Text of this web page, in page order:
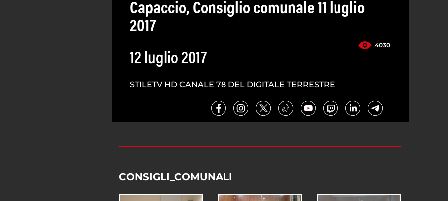
Capaccio, Consiglio comunale 11 luglio
2017
4030
12 luglio 2017
STILETV HD CANALE 78 DEL DIGITALE TERRESTRE
CONSIGLI_COMUNALI